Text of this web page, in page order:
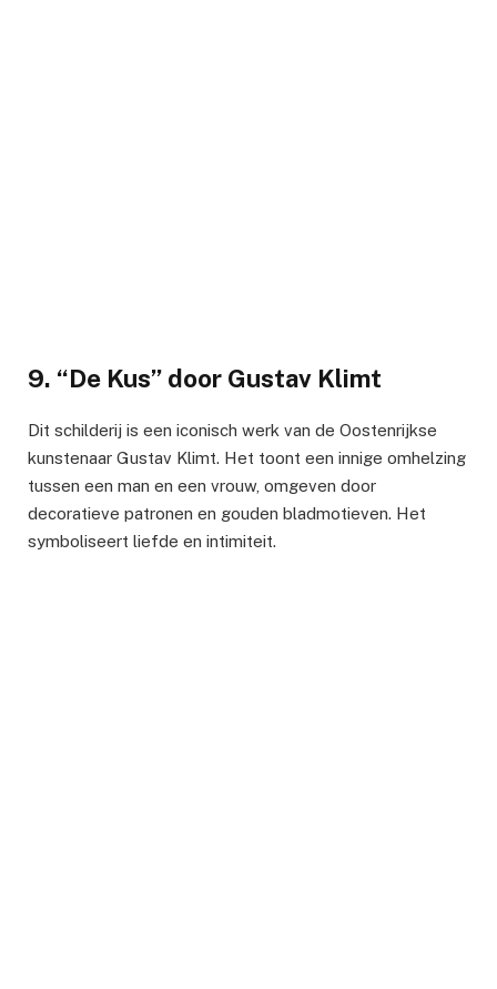
9. “De Kus” door Gustav Klimt
Dit schilderij is een iconisch werk van de Oostenrijkse
kunstenaar Gustav Klimt. Het toont een innige omhelzing
tussen een man en een vrouw, omgeven door
decoratieve patronen en gouden bladmotieven. Het
symboliseert liefde en intimiteit.